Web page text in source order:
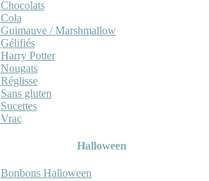
Chocolats
Cola
Guimauve / Marshmallow
Gélifiés
Harry Potter
Nougats
Réglisse
Sans gluten
Sucettes
Vrac
Halloween
Bonbons Halloween